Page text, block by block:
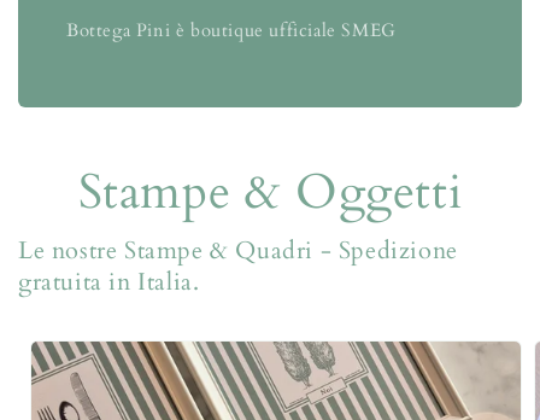
Bottega Pini è boutique ufficiale SMEG
Stampe & Oggetti
Le nostre Stampe & Quadri - Spedizione
gratuita in Italia.